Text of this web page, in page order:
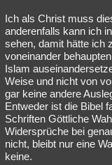
Ich als Christ muss
anderenfalls kann ich
sehen, damit hätte ich
voneinander
Islam
Weise und nicht von
gar keine andere
Entweder ist die Bibel
Schriften Göttliche
Widersprüche bei
nicht, bleibt nur eine
keine.